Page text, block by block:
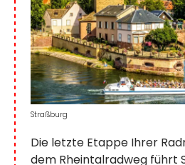
Die letzte Etappe Ihrer
dem Rheintalradweg führt
Straßburg